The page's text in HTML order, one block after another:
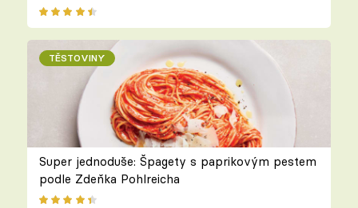
TĚSTOVINY
Super jednoduše: Špagety s paprikovým pestem
podle Zdeňka Pohlreicha